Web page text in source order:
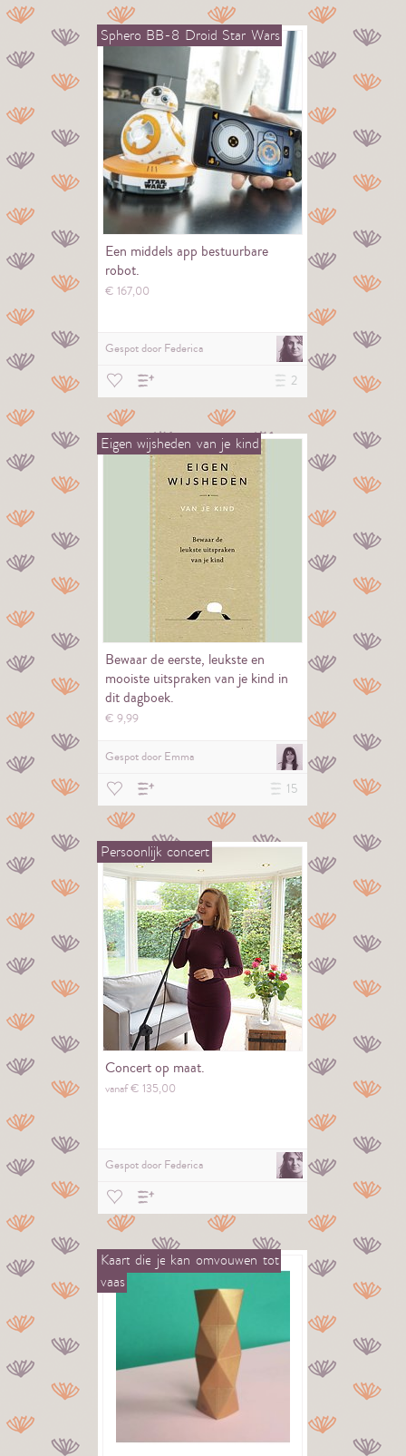
Sphero BB-8 Droid Star Wars
Een middels app bestuurbare
robot.
€ 167,00
Gespot door Federica
2
Eigen wijsheden van je kind
Bewaar de eerste, leukste en
mooiste uitspraken van je kind in
dit dagboek.
€9,99
Gespot door Emma
15
Persoonlijk concert
Concert op maat.
vanaf € 135,00
Gespot door Federica
Kaart die je kan omvouwen tot
vaas